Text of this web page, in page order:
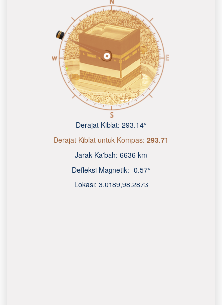
Derajat Kiblat: 293.14°
Derajat Kiblat untuk Kompas: 293.71
Jarak Ka'bah: 6636 km
Defleksi Magnetik: -0.57°
Lokasi: 3.0189,98.2873